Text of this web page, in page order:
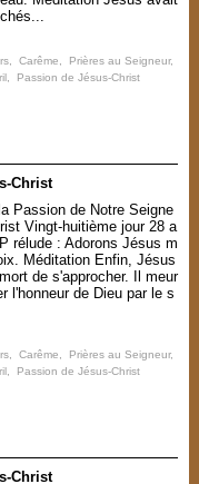
Carême Prières au Seigneur,
Passion de Jésus-Christ
Christ
Passion de Notre Seigne
Vingt-huitième jour 28 a
rélude : Adorons Jésus m
Méditation Enfin, Jésus
de s'approcher. Il meur
l'honneur de Dieu par le s
Carême Prières au Seigneur,
Passion de Jésus-Christ
Christ